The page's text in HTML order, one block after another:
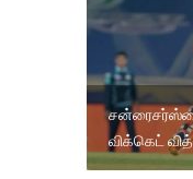
விக்கெட்